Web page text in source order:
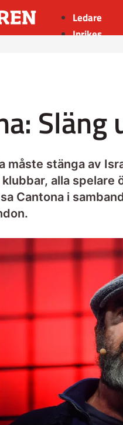
Ledare
Inrikes
Släng
måste stänga av
alla
Cantona i